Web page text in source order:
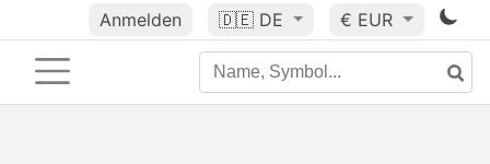
Anmelden 🇩🇪 DE € EUR